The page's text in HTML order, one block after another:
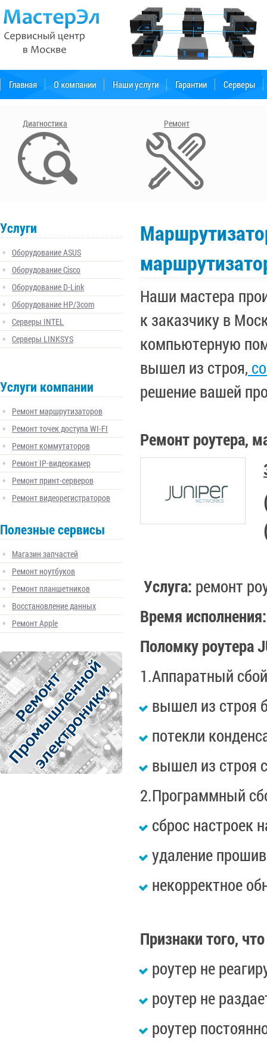
Главная О компании Наши услуги Гарантии Серверы
Диагностика Ремонт
Наши мастера
к заказчику в
компьютерную
вышел из строя,
решение вашей
Ремонт роутера,
Услуга: ремонт
Время
Поломку роутера
1.Аппаратный сбой
вышел из строя
потекли
вышел из строя
2.Программный
сброс настроек
удаление
некорректное
Признаки того,
роутер не
роутер не
роутер
Услуги
Оборудование ASUS
Оборудование Cisco
Оборудование D-Link
Оборудование HP/3com
Серверы INTEL
Серверы LINKSYS
Услуги компании
Ремонт маршрутизаторов
Ремонт точек доступа WI-FI
Ремонт коммутаторов
Ремонт IP-видеокамер
Ремонт принт-серверов
Ремонт видеорегистраторов
Полезные сервисы
Магазин запчастей
Ремонт ноутбуков
Ремонт планшетников
Восстановление данных
Ремонт Apple